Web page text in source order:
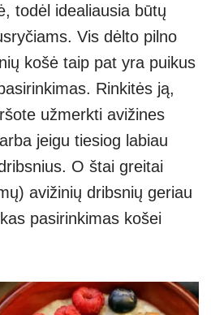
todėl idealiausia būtų
Vis dėlto pilno
košė taip pat yra puikus
Rinkitės ją,
užmerkti avižines
jeigu tiesiog labiau
O štai greitai
avižinių dribsnių geriau
pasirinkimas košei